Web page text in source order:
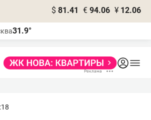
$ 81.41 € 94.06 ¥ 12.06
31.9°